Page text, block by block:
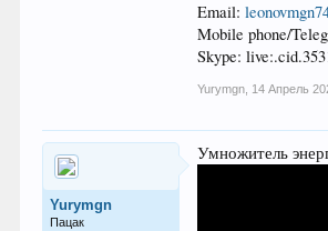
Email:
Mobile phone/
Skype:
Yurymgn 14 Апрель
Yurymgn
Пацак
Умножитель